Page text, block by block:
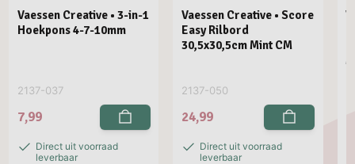
Vaessen Creative • 3-in-1
Hoekpons 4-7-10mm
2137-037
7,99
Direct uit voorraad
leverbaar
Vaessen Creative • Score
Easy Rilbord
30,5x30,5cm Mint CM
2137-050
24,99
Direct uit voorraad
leverbaar